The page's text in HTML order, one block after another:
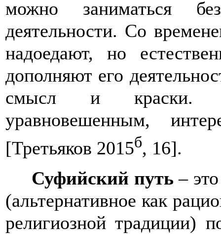
можно заниматься
деятельности. Со
надоедают, но
дополняют его
смысл и краски.
уравновешенным,
[Третьяков 2015б, 16].
Суфийский путь– это
(альтернативное как
религиозной традиции)